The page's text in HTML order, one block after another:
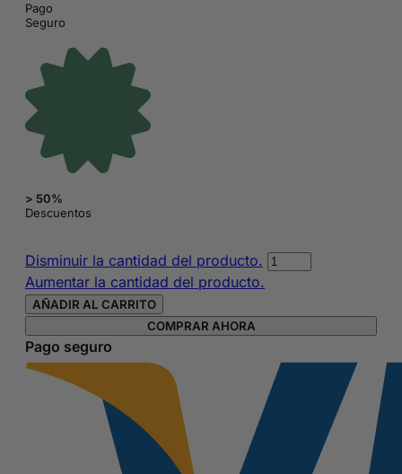
Pago
Seguro
> 50%
Descuentos
Disminuir la cantidad del producto. Esmalte
Nude
cantidad
Aumentar la cantidad del producto.
AÑADIR AL CARRITO
COMPRAR AHORA
Pago seguro